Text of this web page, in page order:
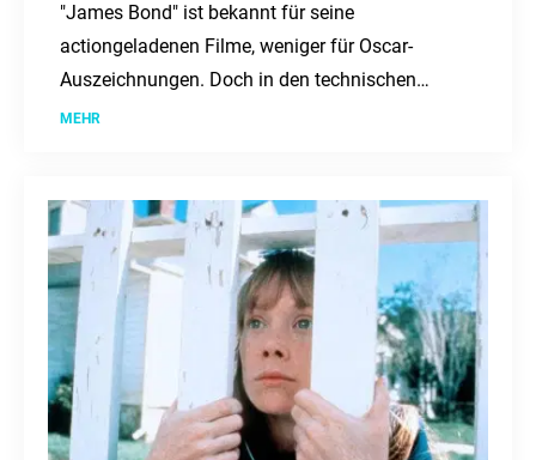
"James Bond" ist bekannt für seine
actiongeladenen Filme, weniger für Oscar-
Auszeichnungen. Doch in den technischen
Kategorien konnten einige 007-Filme punkten.
MEHR